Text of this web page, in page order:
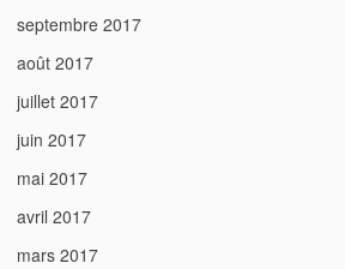
septembre 2017
août 2017
juillet 2017
juin 2017
mai 2017
avril 2017
mars 2017